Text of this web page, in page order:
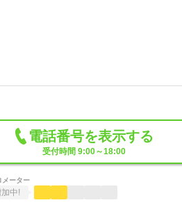
電話番号を表示する
受付時間 9:00～18:00
メーター
中!